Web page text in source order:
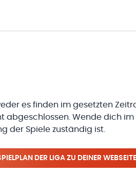
es finden im gesetzten
abgeschlossen. Wende dich im
der Spiele zuständig ist.
DER LIGA ZU DEINER